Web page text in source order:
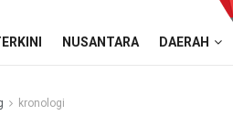
NUSANTARA DAERAH
kronologi